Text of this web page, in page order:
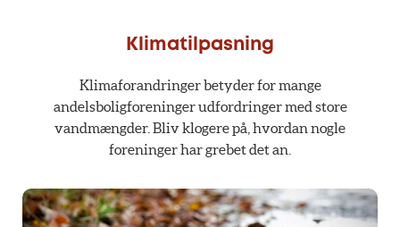
Klimatilpasning
Klimaforandringer betyder for mange
andelsboligforeninger udfordringer med store
vandmængder. Bliv klogere på, hvordan nogle
foreninger har grebet det an.